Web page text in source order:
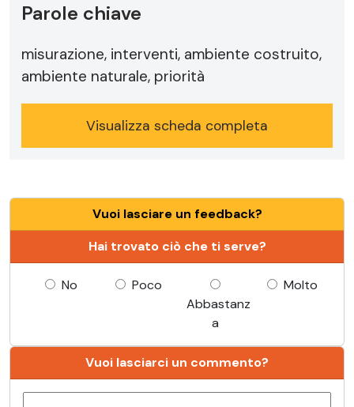
Parole chiave
misurazione, interventi, ambiente costruito,
ambiente naturale, priorità
Visualizza scheda completa
Vuoi lasciare un feedback?
Hai trovato ciò che ti serve?
No
Poco
Abbastanz
a
Molto
Vuoi lasciarci un commento?